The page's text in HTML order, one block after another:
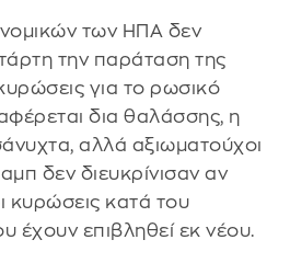
των ΗΠΑ δεν
την παράταση της
για το ρωσικό
δια θαλάσσης, η
αλλά αξιωματούχοι
δεν διευκρίνισαν αν
κυρώσεις κατά του
έχουν επιβληθεί εκ νέου.